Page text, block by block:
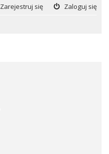
Zaloguj się
Zarejestruj się